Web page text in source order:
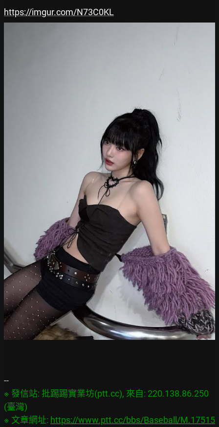
https://imgur.com/N73C0KL
※ 發信站: 批踢踢實業坊(ptt.cc), 來自: 220.138.86.250
(臺灣)
※ 文章網址: https://www.ptt.cc/bbs/Baseball/M.17515